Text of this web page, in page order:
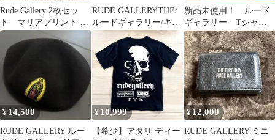
Rude Gallery 2枚セッ
ト マリアプリント T
シャツ ブラック
RUDE GALLERYTHE/
ルードギャラリー/キー
ホルダー/2個セット
新品未使用！ ルード
ギャラリー Tシャ
ツ ホワイト S
¥ 14,500
RUDE GALLERY ルー
¥ 10,999
【希少】アタリ ティー
¥12,000
RUDE GALLERY ミニ